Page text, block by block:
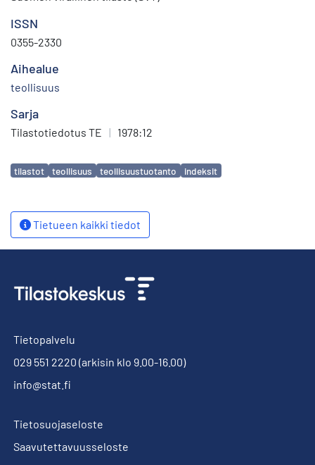
ISSN
0355-2330
Aihealue
teollisuus
Sarja
Tilastotiedotus TE | 1978:12
Avainsanat
tilastot teollisuus teollisuustuotanto indeksit
Tietueen kaikki tiedot
Tietopalvelu
029 551 2220 (arkisin klo 9.00-16.00)
info@stat.fi
Tietosuojaseloste
Saavutettavuusseloste